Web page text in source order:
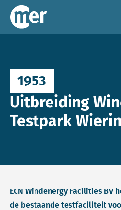
Commissie mer
1953
Uitbreiding
Testpark
ECN Windenergy Facilities BV
de bestaande testfaciliteit